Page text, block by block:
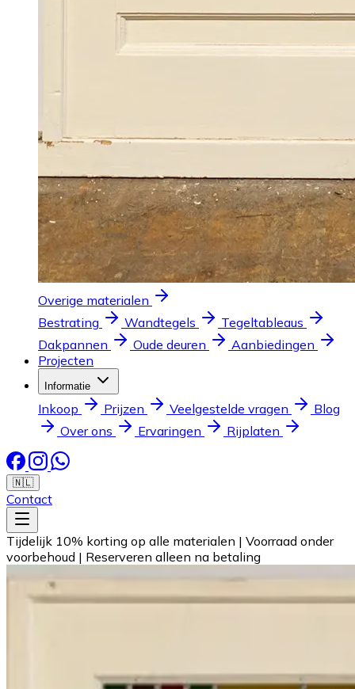
Overige materialen
Bestrating
Wandtegels
Tegeltableaus
Dakpannen
Oude deuren
Aanbiedingen
Projecten
Informatie
Inkoop Prijzen Veelgestelde vragen
Blog
Over ons
Ervaringen Rijplaten
🇳🇱
Contact
Tijdelijk 10% korting op alle materialen | Voorraad onder
voorbehoud | Reserveren alleen na betaling